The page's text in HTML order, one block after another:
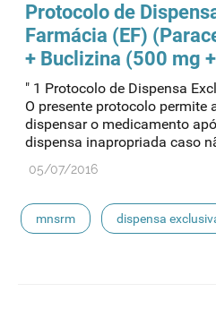
pílula do dia seguinte
paracetamol codeina buclizina
contraceção de emergência
Protocolo de
Farmácia (EF)
+ Buclizina (500 mg
" 1 Protocolo de Dispensa
O presente protocolo
dispensar o medicamento
dispensa inapropriada caso
05/07/2016
mnsrm dispensa